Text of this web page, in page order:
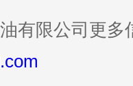
有限公司更多